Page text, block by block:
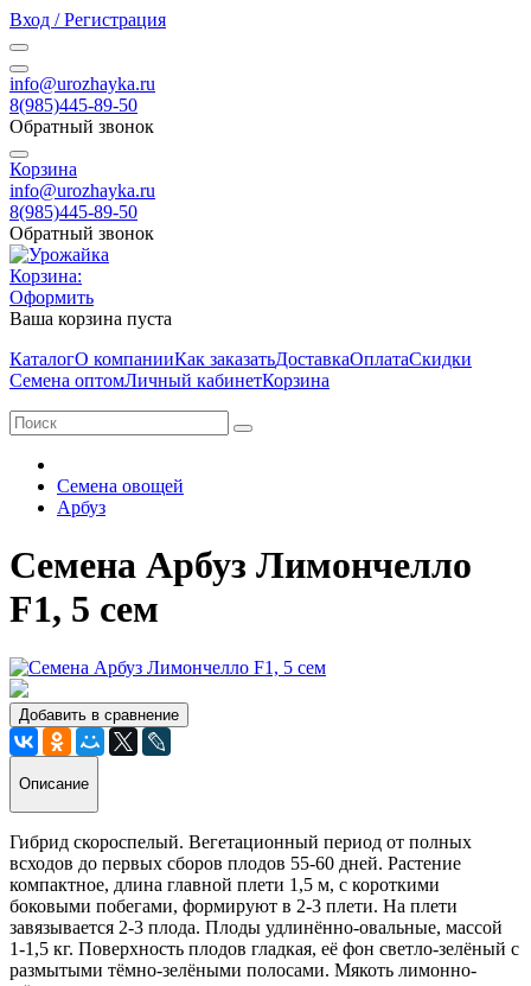
Вход / Регистрация
info@urozhayka.ru
8(985)445-89-50
Обратный звонок
Корзина
info@urozhayka.ru
8(985)445-89-50
Обратный звонок
Корзина:
Оформить
Ваша корзина пуста
КаталогО компанииКак заказатьДоставкаОплатаСкидки
Семена оптомЛичный кабинетКорзина
Семена овощей
Арбуз
Семена Арбуз Лимончелло
F1, 5 сем
Добавить в сравнение
Описание
Гибрид скороспелый. Вегетационный период от полных
всходов до первых сборов плодов 55-60 дней. Растение
компактное, длина главной плети 1,5 м, с короткими
боковыми побегами, формируют в 2-3 плети. На плети
завязывается 2-3 плода. Плоды удлинённо-овальные, массой
1-1,5 кг. Поверхность плодов гладкая, её фон светло-зелёный с
размытыми тёмно-зелёными полосами. Мякоть лимонно-